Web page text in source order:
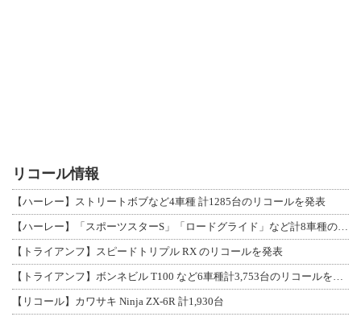
リコール情報
【ハーレー】ストリートボブなど4車種 計1285台のリコールを発表
【トライアンフ】スピードトリプル RX のリコールを発表
【リコール】カワサキ Ninja ZX-6R 計1,930台